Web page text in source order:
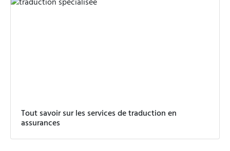
Tout savoir sur les services de traduction en
assurances